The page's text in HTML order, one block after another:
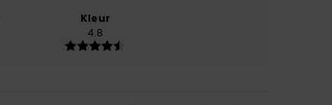
Kleur
4.8